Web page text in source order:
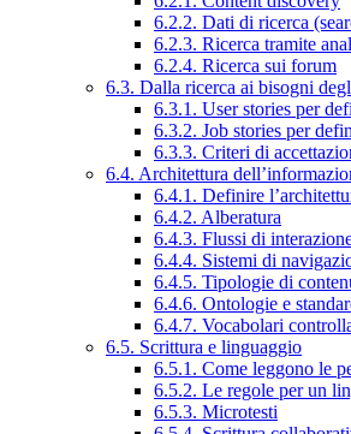
6.2.2. Dati di ricerca
6.2.3. Ricerca tramite
6.2.4. Ricerca sui forum
6.3. Dalla ricerca ai bisogni
6.3.1. User stories per
6.3.2. Job stories per
6.3.3. Criteri di
6.4. Architettura
6.4.1. Definire
6.4.2. Alberatura
6.4.3. Flussi di
6.4.4. Sistemi di
6.4.5. Tipologie di
6.4.6. Ontologie e
6.4.7. Vocabolari
6.5. Scrittura e linguaggio
6.5.1. Come leggono le
6.5.2. Le regole per un
6.5.3. Microtesti